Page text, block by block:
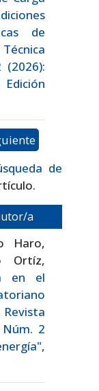
de
de
a
Haro,
Ortíz,
en el
Revista
2